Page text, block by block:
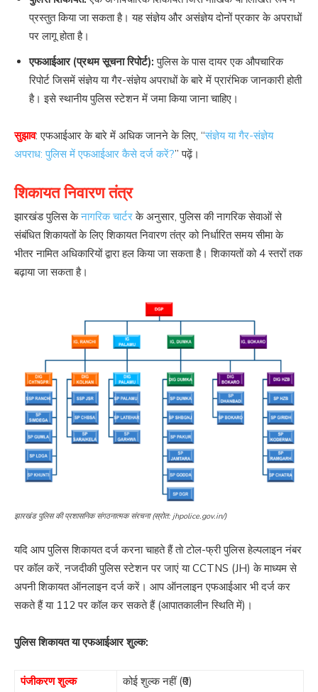
प्रस्तुत किया जा सकता है। यह संज्ञेय और असंज्ञेय दोनों प्रकार के अपराधों
पर लागू होता है।
एफआईआर (प्रथम सूचना रिपोर्ट): पुलिस के पास दायर एक औपचारिक
रिपोर्ट जिसमें संज्ञेय या गैर-संज्ञेय अपराधों के बारे में प्रारंभिक जानकारी होती
है। इसे स्थानीय पुलिस स्टेशन में जमा किया जाना चाहिए।
सुझाव: एफआईआर के बारे में अधिक जानने के लिए, “संज्ञेय या गैर-संज्ञेय
अपराध: पुलिस में एफआईआर कैसे दर्ज करें?” पढ़ें।
शिकायत निवारण तंत्र
झारखंड पुलिस केनागरिक चार्टरके अनुसार, पुलिस की नागरिक सेवाओं से
संबंधित शिकायतों के लिए शिकायत निवारण तंत्र को निर्धारित समय सीमा के
भीतर नामित अधिकारियों द्वारा हल किया जा सकता है। शिकायतों को 4 स्तरों तक
बढ़ाया जा सकता है।
झारखंड पुलिस की प्रशासनिक संगठनात्मक संरचना (स्रोत: jhpolice.gov.in/)
यदि आप पुलिस शिकायत दर्ज करना चाहते हैं तो टोल-फ्री पुलिस हेल्पलाइन नंबर
पर कॉल करें, नजदीकी पुलिस स्टेशन पर जाएं या CCTNS (JH) के माध्यम से
अपनी शिकायत ऑनलाइन दर्ज करें। आप ऑनलाइन एफआईआर भी दर्ज कर
सकते हैं या 112पर कॉल कर सकते हैं (आपातकालीन स्थिति में)।
पुलिस शिकायत या एफआईआर शुल्क:
पंजीकरण शुल्क कोई शुल्क नहीं (₹0)